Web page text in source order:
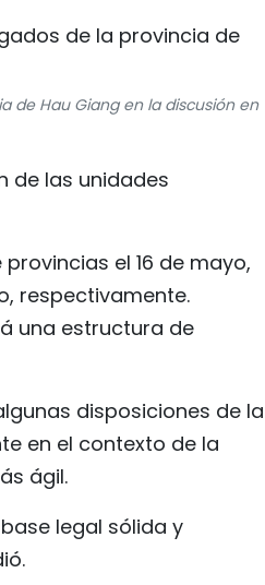
de Hau Giang en la discusión en
de las unidades
el 16 de mayo,
respectivamente.
una estructura de
disposiciones de la
en el contexto de la
ágil.
legal sólida y